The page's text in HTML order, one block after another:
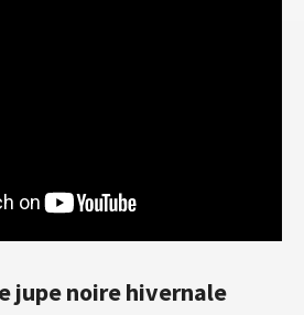
jupe noire hivernale